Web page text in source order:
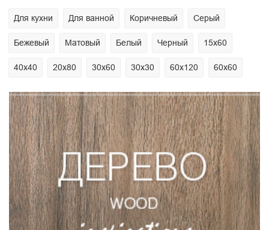
Для кухни Для ванной Коричневый Серый
Бежевый Матовый Белый Черный 15х60
40х40 20х80 30х60 30х30 60х120 60х60